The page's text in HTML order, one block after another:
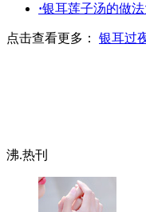
·银耳莲子汤的做
点击查看更多： 银耳过
沸.热刊